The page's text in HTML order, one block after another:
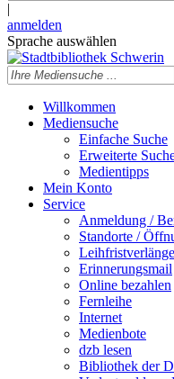
|
anmelden
Sprache auswählen
Willkommen
Mediensuche
Einfache Suche
Erweiterte
Medientipps
Mein Konto
Service
Anmeldung /
Standorte /
Erinnerungsmail
Online bezahlen
Fernleihe
Internet
Medienbote
dzb lesen
Bibliothek der